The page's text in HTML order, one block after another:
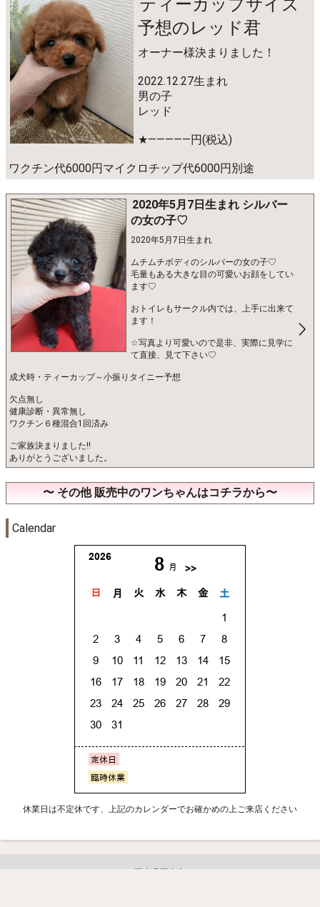
ティーカップサイズ
予想のレッド君
オーナー様決まりました！
2022.12.27生まれ
男の子
レッド
★―――――円(税込)
ワクチン代6000円マイクロチップ代6000円別途
2020年5月7日生まれ シルバー
の女の子♡
2020年5月7日生まれ
ムチムチボディのシルバーの女の子♡
毛量もある大きな目の可愛いお顔をしてい
ます♡
おトイレもサークル内では、上手に出来て
ます！
☆写真より可愛いので是非、実際に見学に
て直接、見て下さい♡
成犬時・ティーカップ～小振りタイニー予想
欠点無し
健康診断・異常無し
ワクチン６種混合1回済み
ご家族決まりました‼️
ありがとうございました。
〜 その他 販売中のワンちゃんはコチラから〜
Calendar
休業日は不定休です、上記のカレンダーでお確かめの上ご来店ください
岡山県岡山市